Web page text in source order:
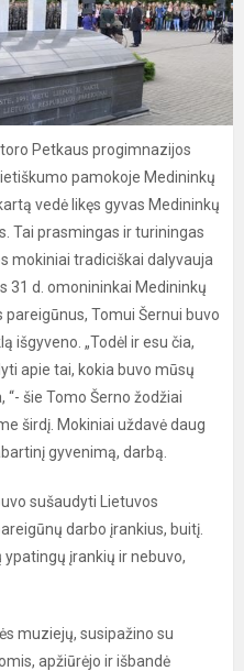
Petkaus progimnazijos
pamokoje Medininkų
vedė likęs gyvas Medininkų
Tai prasmingas ir turiningas
mokiniai tradiciškai dalyvauja
31 d. omonininkai Medininkų
Tomui Šernui buvo
išgyveno. „Todėl ir esu čia,
apie tai, kokia buvo mūsų
“- šie Tomo Šerno žodžiai
širdį. Mokiniai uždavė daug
gyvenimą, darbą.
sušaudyti Lietuvos
darbo įrankius, buitį.
įrankių ir nebuvo,
muziejų, susipažino su
apžiūrėjo ir išbandė